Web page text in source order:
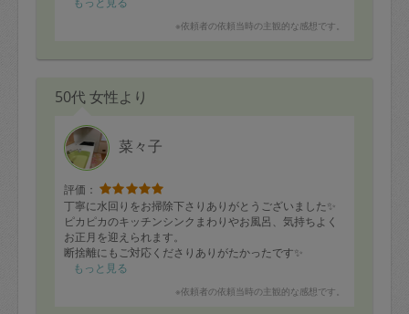
※依頼者の依頼当時の主観的な感想です。
50代 女性より
菜々子
評価：
丁寧に水回りをお掃除下さりありがとうございました✨
ピカピカのキッチンシンクまわりやお風呂、気持ちよく
お正月を迎えられます。
断捨離にもご対応くださりありがたかったです✨
またお願いしたいです✨💕
もっと見る
※依頼者の依頼当時の主観的な感想です。